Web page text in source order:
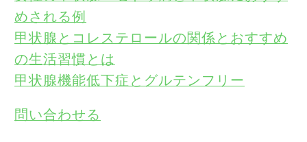
めされる例
甲状腺とコレステロールの関係とおすすめ
の生活習慣とは
甲状腺機能低下症とグルテンフリー
問い合わせる